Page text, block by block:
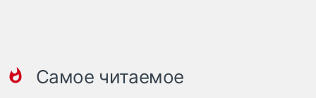
Самое читаемое